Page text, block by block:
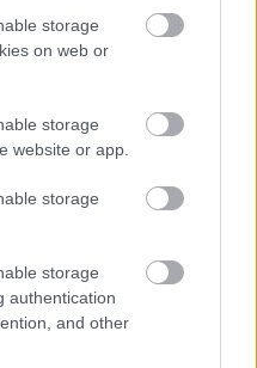
storage
on web or
storage
website or app.
storage
storage
authentication
and other